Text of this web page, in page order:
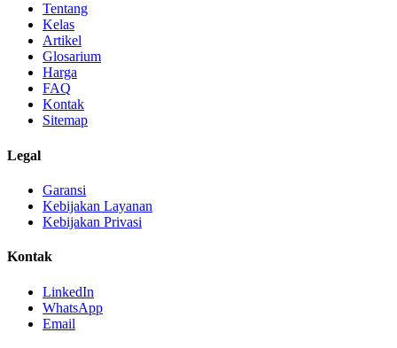
Tentang
Kelas
Artikel
Glosarium
Harga
FAQ
Kontak
Sitemap
Legal
Garansi
Kebijakan Layanan
Kebijakan Privasi
Kontak
LinkedIn
WhatsApp
Email